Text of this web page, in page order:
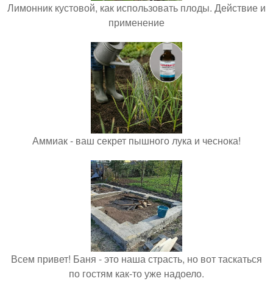
Лимонник кустовой, как использовать плоды. Действие и
применение
Аммиак - ваш секрет пышного лука и чеснока!
Всем привет! Баня - это наша страсть, но вот таскаться
по гостям как-то уже надоело.